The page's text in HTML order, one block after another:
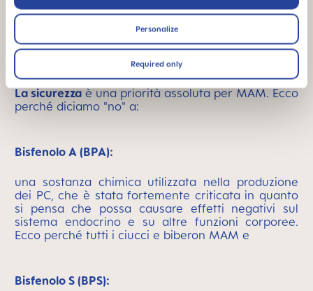
Personalize
Required only
La sicurezzaè una priorità assoluta per MAM. Ecco
perché diciamo "no" a:
Bisfenolo A (BPA):
una sostanza chimica utilizzata nella produzione
dei PC, che è stata fortemente criticata in quanto
si pensa che possa causare effetti negativi sul
sistema endocrino e su altre funzioni corporee.
Ecco perché tutti i ciucci e biberon MAM e
Bisfenolo S (BPS):